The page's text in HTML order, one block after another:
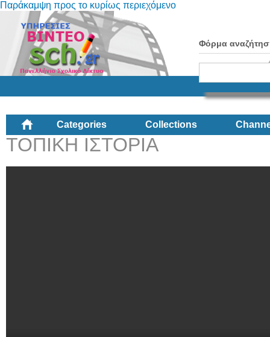
Παράκαμψη προς το κυρίως περιεχόμενο
Φόρμα
Categories Collections
ΤΟΠΙΚΗ ΙΣΤΟΡΙΑ